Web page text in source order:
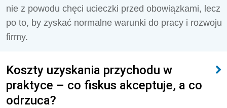
nie z powodu chęci ucieczki przed obowiązkami, lecz
po to, by zyskać normalne warunki do pracy i rozwoju
firmy.
Koszty uzyskania przychodu w
praktyce – co fiskus akceptuje, a co
odrzuca?